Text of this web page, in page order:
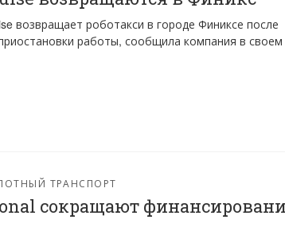
возвращает роботакси в городе Финиксе после
работы, сообщила компания в своем
ТРАНСПОРТ
сокращают